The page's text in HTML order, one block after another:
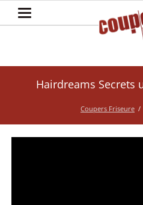
Hairdreams Secrets
Coupers Friseure